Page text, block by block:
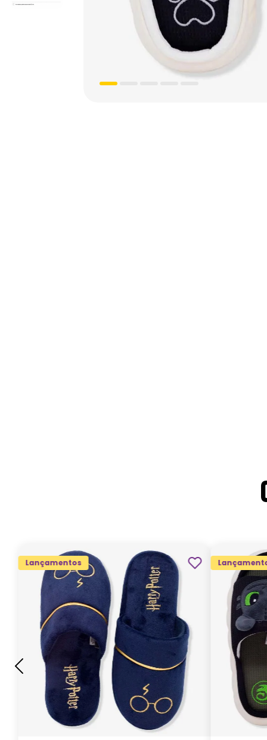
Lançamentos
G GG M P
ADICIONAR AO
CARRINHO